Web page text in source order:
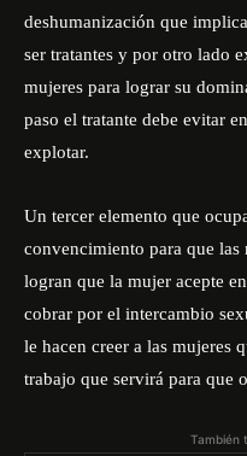
deshumanización que
ser tratantes y por otro lado
mujeres para lograr su
paso el tratante debe evitar
explotar.
Un tercer elemento que
convencimiento para que las
logran que la mujer acepte
cobrar por el intercambio
le hacen creer a las mujeres
trabajo que servirá para que
También